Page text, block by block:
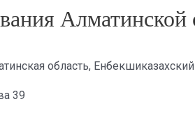
Алматинской
область,
39